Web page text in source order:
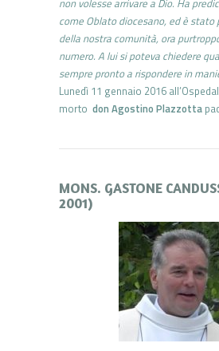
come Oblato diocesano, ed è stato
della nostra comunità, ora
numero. A lui si poteva chiedere
sempre pronto a rispondere in
Lunedì 11 gennaio 2016
morto don Agostino Plazzotta
MONS. GASTONE
2001)